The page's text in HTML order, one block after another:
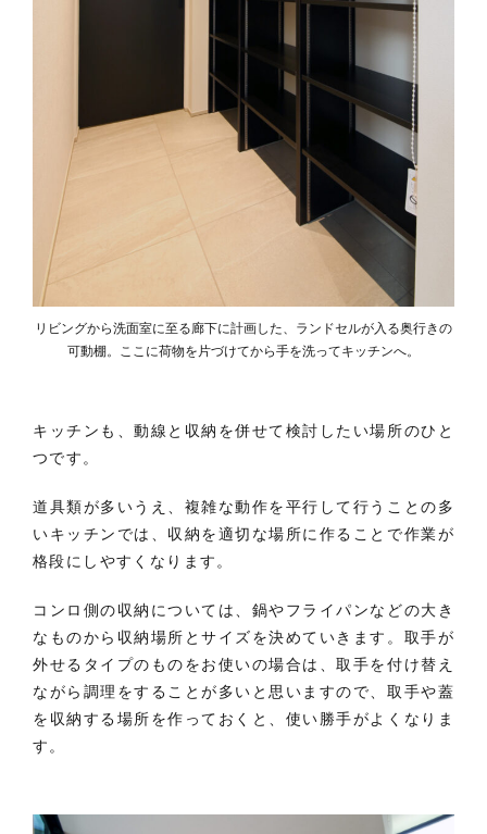
リビングから洗面室に至る廊下に計画した、ランドセルが入る奥行きの
可動棚。ここに荷物を片づけてから手を洗ってキッチンへ。
キッチンも、動線と収納を併せて検討したい場所のひと
つです。
道具類が多いうえ、複雑な動作を平行して行うことの多
いキッチンでは、収納を適切な場所に作ることで作業が
格段にしやすくなります。
コンロ側の収納については、鍋やフライパンなどの大き
なものから収納場所とサイズを決めていきます。取手が
外せるタイプのものをお使いの場合は、取手を付け替え
ながら調理をすることが多いと思いますので、取手や蓋
を収納する場所を作っておくと、使い勝手がよくなりま
す。